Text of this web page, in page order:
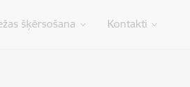
šķērsošana Kontakti